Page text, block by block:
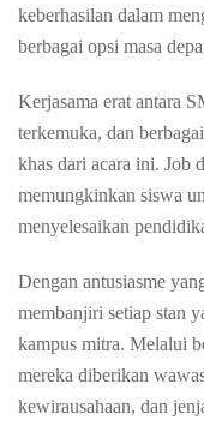
keberhasilan dalam
berbagai opsi masa
Kerjasama erat antara
terkemuka, dan
khas dari acara ini. Job
memungkinkan siswa
menyelesaikan
Dengan antusiasme
membanjiri setiap stan
kampus mitra. Melalui
mereka diberikan
kewirausahaan, dan